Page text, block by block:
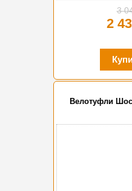
3
2
Велотуфли